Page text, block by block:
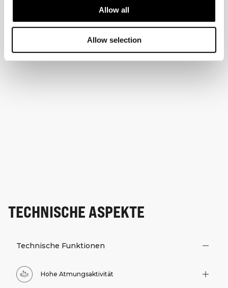
Allow all
Allow selection
TECHNISCHE ASPEKTE
Technische Funktionen
Hohe Atmungsaktivität